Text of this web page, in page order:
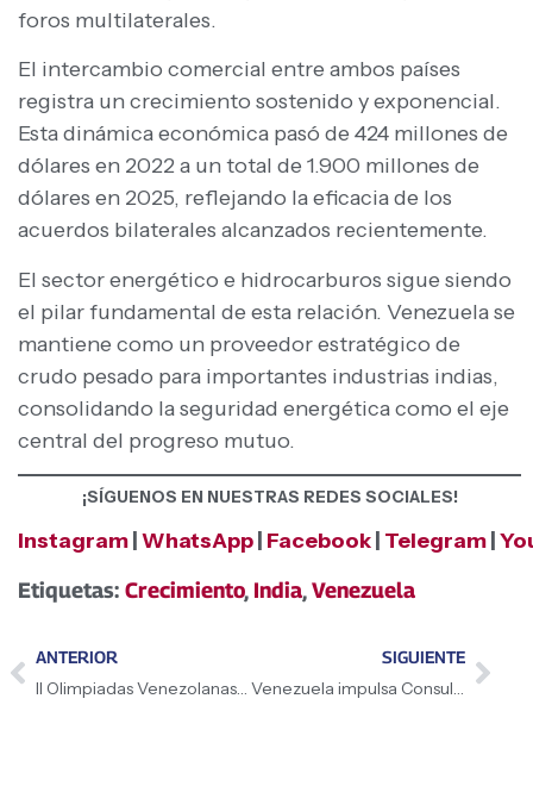
foros multilaterales.
El intercambio comercial entre ambos países
registra un crecimiento sostenido y exponencial.
Esta dinámica económica pasó de 424 millones de
dólares en 2022 a un total de 1.900 millones de
dólares en 2025, reflejando la eficacia de los
acuerdos bilaterales alcanzados recientemente.
El sector energético e hidrocarburos sigue siendo
el pilar fundamental de esta relación. Venezuela se
mantiene como un proveedor estratégico de
crudo pesado para importantes industrias indias,
consolidando la seguridad energética como el eje
central del progreso mutuo.
¡SÍGUENOS EN NUESTRAS REDES SOCIALES!
Instagram WhatsApp Facebook Telegram
Etiquetas: Crecimiento, India,Venezuela
ANTERIOR
II Olimpiadas Venezolanas de Astronomía impulsan la formación científica de la juventud
SIGUIENTE
Venezuela impulsa Consulta Nacional para la reforma integral del sistema de justicia penal